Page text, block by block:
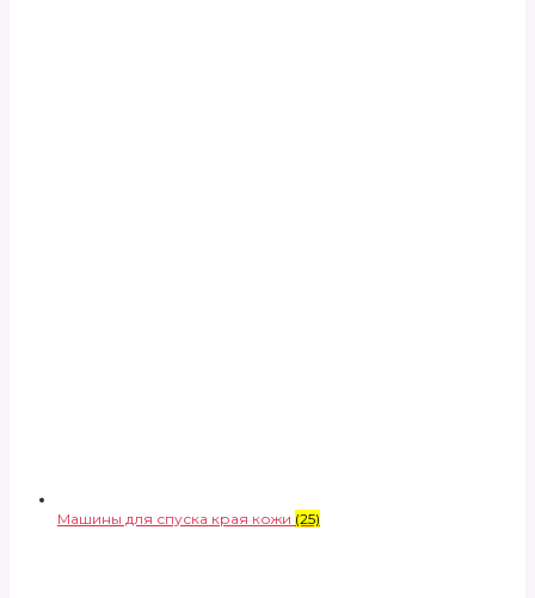
Машины для спуска края кожи (25)